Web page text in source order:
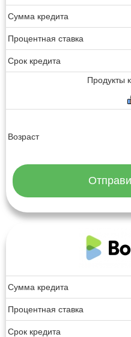
Сумма кредита
Процентная ставка
Срок кредита
Продукты
Возраст
Сумма кредита
Процентная ставка
Срок кредита